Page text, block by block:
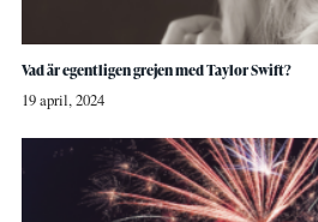
Vad är egentligen grejen med Taylor Swift?
19 april, 2024